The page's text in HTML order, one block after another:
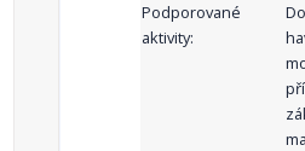
Podporované
aktivity: